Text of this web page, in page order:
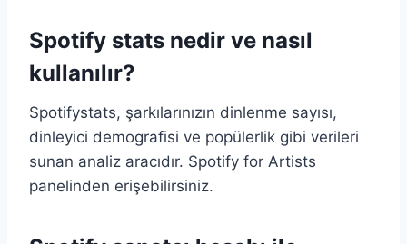
Spotify stats nedir ve nasıl
kullanılır?
Spotifystats, şarkılarınızın dinlenme sayısı,
dinleyici demografisi ve popülerlik gibi verileri
sunan analiz aracıdır. Spotify for Artists
panelinden erişebilirsiniz.